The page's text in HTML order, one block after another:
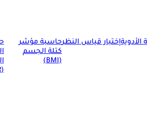
إختبار قياس النظرحاسبة مؤشر
كتلة الجسم
(BMI)
(BMR)